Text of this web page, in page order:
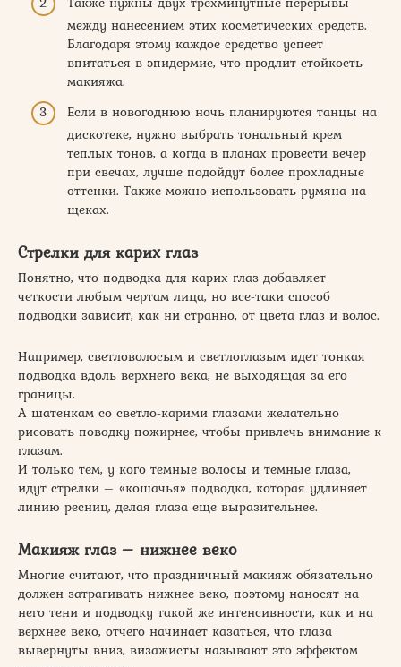
между нанесением этих косметических средств.
Благодаря этому каждое средство успеет
впитаться в эпидермис, что продлит стойкость
макияжа.
Если в новогоднюю ночь планируются танцы на
дискотеке, нужно выбрать тональный крем
теплых тонов, а когда в планах провести вечер
при свечах, лучше подойдут более прохладные
оттенки. Также можно использовать румяна на
щеках.
Стрелки для карих глаз
Понятно, что подводка для карих глаз добавляет
четкости любым чертам лица, но все-таки способ
подводки зависит, как ни странно, от цвета глаз и волос.
Например, светловолосым и светлоглазым идет тонкая
подводка вдоль верхнего века, не выходящая за его
границы.
А шатенкам со светло-карими глазами желательно
рисовать поводку пожирнее, чтобы привлечь внимание к
глазам.
И только тем, у кого темные волосы и темные глаза,
идут стрелки – «кошачья» подводка, которая удлиняет
линию ресниц, делая глаза еще выразительнее.
Макияж глаз – нижнее веко
Многие считают, что праздничный макияж обязательно
должен затрагивать нижнее веко, поэтому наносят на
него тени и подводку такой же интенсивности, как и на
верхнее веко, отчего начинает казаться, что глаза
вывернуты вниз, визажисты называют это эффектом